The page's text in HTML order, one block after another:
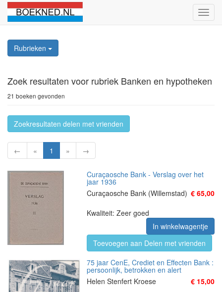
Rubrieken
Zoek resultaten voor rubriek Banken en hypotheken
21 boeken gevonden
Zoekresultaten delen met vrienden
← « 1 » →
Curaçaosche Bank - Verslag over het
jaar 1936
Curaçaosche Bank (Willemstad) € 65,00
Kwaliteit: Zeer goed
In winkelwagentje
Toevoegen aan Delen met vrienden
75 jaar CenE, Crediet en Effecten Bank :
persoonlijk, betrokken en alert
Helen Stenfert Kroese
€ 15,00